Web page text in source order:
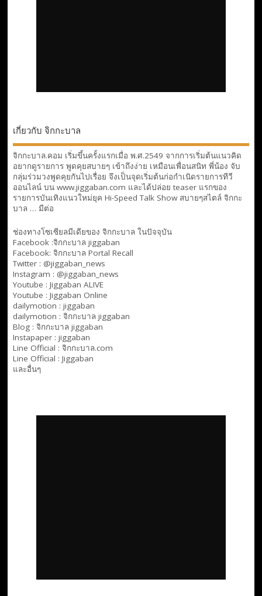
เกี่ยวกับ จิกกะบาล
จิกกะบาล.คอม เริ่มขึ้นครั้งแรกเมื่อ พ.ศ.2549 จากการเริ่มต้นแนวคิด
อยากดูรายการ พูดคุยสบายๆ เข้าถึงง่าย เหมือนเพื่อนสนิท พี่น้อง จับ
กลุ่มร่วมวงพูดคุยกันไปเรื่อย จึงเป็นจุดเริ่มต้นก่อกำเนิดรายการทีวี
ออนไลน์ บน www.jiggaban.com และได้ปล่อย teaser แรกของ
รายการบันเทิงแนวใหม่ยุค Hi-Speed Talk Show สบายๆสไตล์ จิกกะ
บาล … มีต่อ
ช่องทางโซเซียลมีเดียของ จิกกะบาล ในปัจจุบัน
Facebook :จิกกะบาล jiggaban
Facebook: จิกกะบาล Portal Recall
Twitter : @jiggaban_news
Instagram : @jiggaban_news
Youtube : Jiggaban ALIVE
Youtube : Jiggaban Online
dailymotion : jiggaban
dailymotion : จิกกะบาล jiggaban
Blog : จิกกะบาล jiggaban
Instapaper : jiggaban
Line Official : จิกกะบาล.com
Line Official : Jiggaban
และอื่นๆ